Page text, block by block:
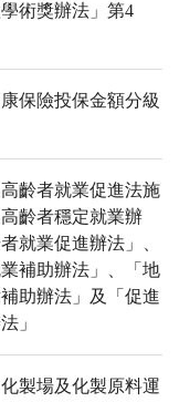
術獎辦法」第4
保險投保金額分級
齡者就業促進法施
齡者穩定就業辦
就業促進辦法」、
補助辦法」、「地
助辦法」及「促進
」
製場及化製原料運